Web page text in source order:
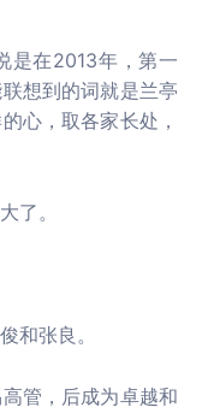
是在2013年，第一
想到的词就是兰亭
心，取各家长处，
了。
和张良。
管，后成为卓越和